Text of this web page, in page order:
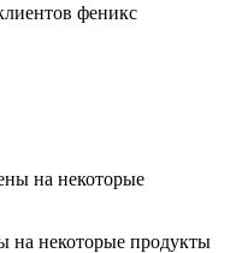
феникс
некоторые продукты